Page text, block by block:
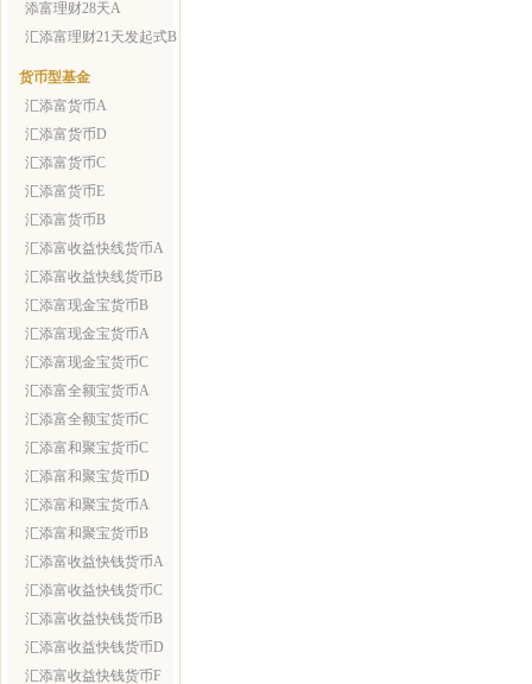
添富理财28天A
汇添富理财21天发起式B
货币型基金
汇添富货币A
汇添富货币D
汇添富货币C
汇添富货币E
汇添富货币B
汇添富收益快线货币A
汇添富收益快线货币B
汇添富现金宝货币B
汇添富现金宝货币A
汇添富现金宝货币C
汇添富全额宝货币A
汇添富全额宝货币C
汇添富和聚宝货币C
汇添富和聚宝货币D
汇添富和聚宝货币A
汇添富和聚宝货币B
汇添富收益快钱货币A
汇添富收益快钱货币C
汇添富收益快钱货币B
汇添富收益快钱货币D
汇添富收益快钱货币F